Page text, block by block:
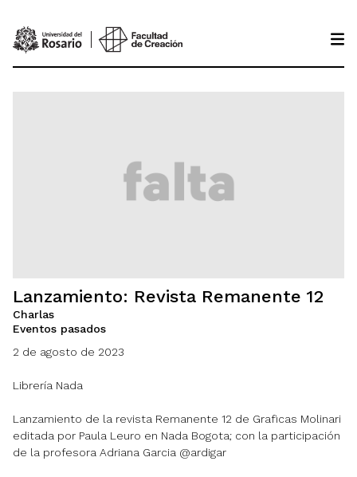
Lanzamiento: Revista Remanente 12
Charlas
Eventos pasados
2 de agosto de 2023
Librería Nada
Lanzamiento de la revista Remanente 12 de Graficas Molinari
editada por Paula Leuro en Nada Bogota; con la participación
de la profesora Adriana Garcia @ardigar